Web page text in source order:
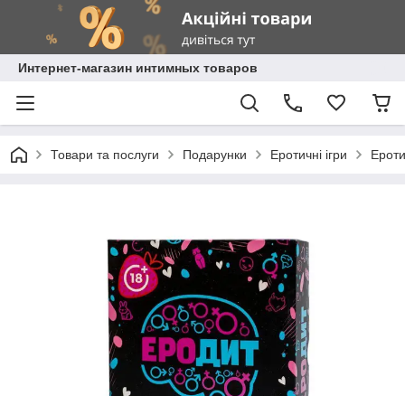
Интернет-магазин интимных товаров
Товари та послуги Подарунки Еротичні ігри